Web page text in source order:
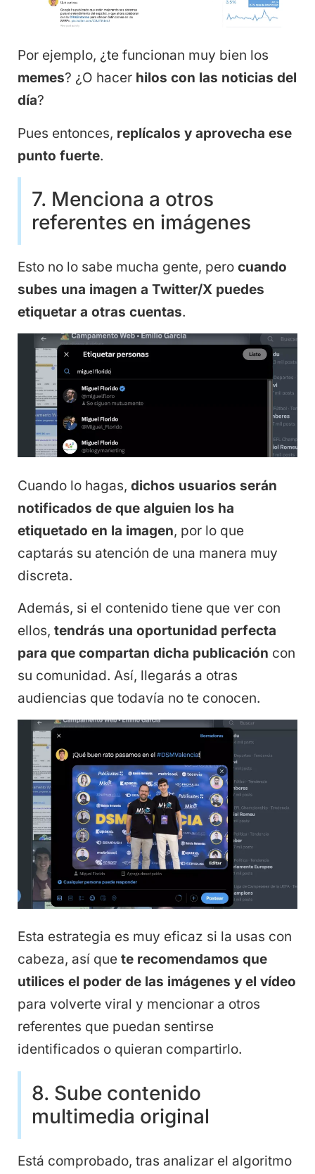
Por ejemplo, ¿te funcionan muy bien los
memes? ¿O hacer hilos con las noticias del
día?
Pues entonces, replícalos y aprovecha ese
punto fuerte.
7. Menciona a otros
referentes en imágenes
Esto no lo sabe mucha gente, pero cuando
subes una imagen a Twitter/X puedes
etiquetar a otras cuentas.
Cuando lo hagas, dichos usuarios serán
notificados de que alguien los ha
etiquetado en la imagen, por lo que
captarás su atención de una manera muy
discreta.
Además, si el contenido tiene que ver con
ellos, tendrás una oportunidad perfecta
para que compartan dicha publicación con
su comunidad. Así, llegarás a otras
audiencias que todavía no te conocen.
Esta estrategia es muy eficaz si la usas con
cabeza, así que te recomendamos que
utilices el poder de las imágenes y el vídeo
para volverte viral y mencionar a otros
referentes que puedan sentirse
identificados o quieran compartirlo.
8. Sube contenido
multimedia original
Está comprobado, tras analizar el algoritmo